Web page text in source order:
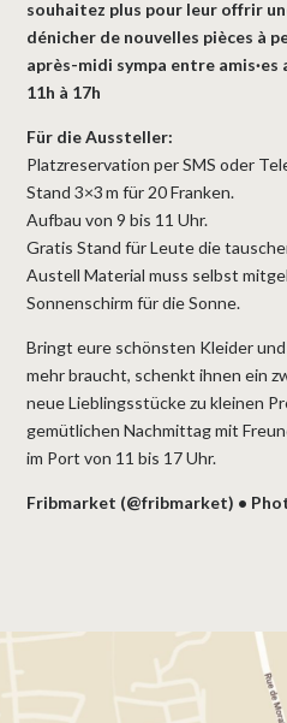
souhaitez plus pour leur offrir
dénicher de nouvelles pièces à
après-midi sympa entre
11h à 17h
Für die Aussteller:
Platzreservation per SMS oder
Stand 3×3 m für 20 Franken.
Aufbau von 9 bis 11 Uhr.
Gratis Stand für Leute die
Austell Material muss selbst
Sonnenschirm für die Sonne.
Bringt eure schönsten Kleider
mehr braucht, schenkt ihnen ein
neue Lieblingsstücke zu kleinen
gemütlichen Nachmittag mit
im Port von 11 bis 17 Uhr.
Fribmarket (@fribmarket) •